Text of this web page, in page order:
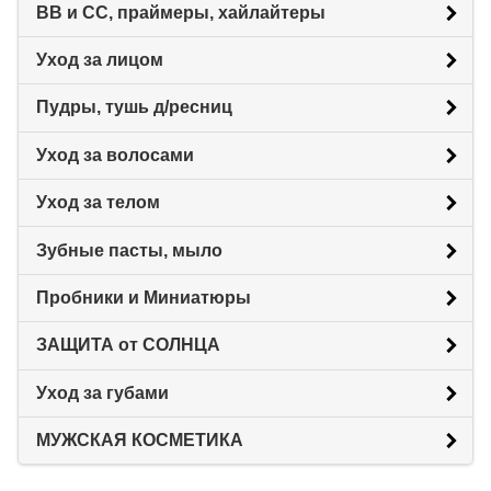
BB и CC, праймеры, хайлайтеры
Уход за лицом
Пудры, тушь д/ресниц
Уход за волосами
Уход за телом
Зубные пасты, мыло
Пробники и Миниатюры
ЗАЩИТА от СОЛНЦА
Уход за губами
МУЖСКАЯ КОСМЕТИКА